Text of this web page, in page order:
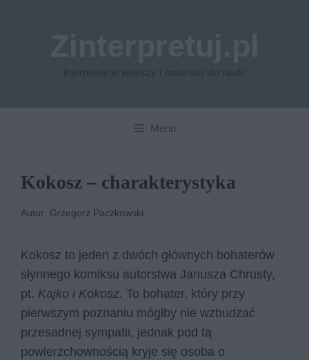
Menu
Kokosz – charakterystyka
Autor: Grzegorz Paczkowski
Kokosz to jeden z dwóch głównych bohaterów
słynnego komiksu autorstwa Janusza Chrusty,
pt. Kajko i Kokosz. To bohater, który przy
pierwszym poznaniu mógłby nie wzbudzać
przesadnej sympatii, jednak pod tą
powierzchownością kryje się osoba o